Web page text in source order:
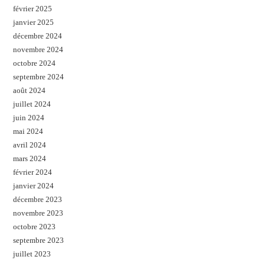
février 2025
janvier 2025
décembre 2024
novembre 2024
octobre 2024
septembre 2024
août 2024
juillet 2024
juin 2024
mai 2024
avril 2024
mars 2024
février 2024
janvier 2024
décembre 2023
novembre 2023
octobre 2023
septembre 2023
juillet 2023